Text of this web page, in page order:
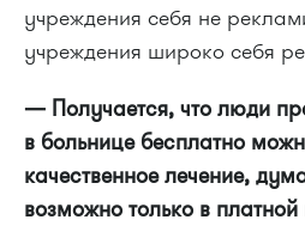
учреждения себя не
учреждения широко себя
— Получается, что люди
в больнице бесплатно
качественное лечение,
возможно только в платной